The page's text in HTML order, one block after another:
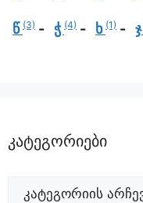
წ (3) ჭ (4) ხ (1) ჯ
კატეგორიები